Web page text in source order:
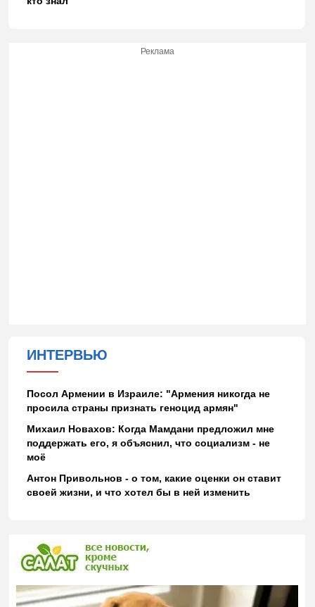
Реклама
ИНТЕРВЬЮ
Посол Армении в Израиле: "Армения никогда не
просила страны признать геноцид армян"
Михаил Новахов: Когда Мамдани предложил мне
поддержать его, я объяснил, что социализм - не
моё
Антон Привольнов - о том, какие оценки он ставит
своей жизни, и что хотел бы в ней изменить